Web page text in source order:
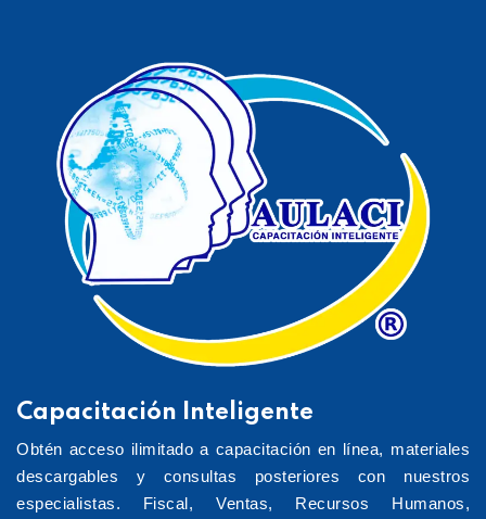
Capacitación Inteligente
Obtén acceso ilimitado a capacitación en línea, materiales
descargables y consultas posteriores con nuestros
especialistas. Fiscal, Ventas, Recursos Humanos,